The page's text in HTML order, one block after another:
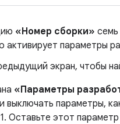
«Номер сборки»
активирует параметры
экран, чтобы
«Параметры
выключать параметры,
Оставьте этот параметр